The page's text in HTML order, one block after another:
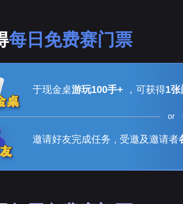
每日免费赛门票
于现金桌游玩100手+ ，可获得1张
or
邀请好友完成任务 , 受邀及邀请者